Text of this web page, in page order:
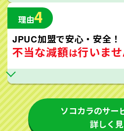
理由4
JPUC加盟で安心・安全！
不当な減額は行いま
ソコカラのサー
詳しく